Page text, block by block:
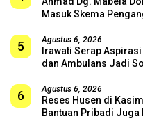
Masuk Skema
5 Agustus 6, 2026
Irawati Serap
dan Ambulans Jadi
6 Agustus 6, 2026
Reses Husen di
Bantuan Pribadi